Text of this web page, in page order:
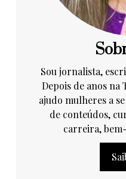
Sou jornalista,
Depois de anos na
ajudo mulheres a
de conteúdos,
carreira,